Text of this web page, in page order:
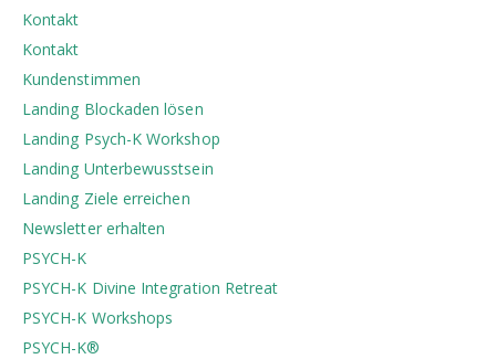
Kontakt
Kontakt
Kundenstimmen
Landing Blockaden lösen
Landing Psych-K Workshop
Landing Unterbewusstsein
Landing Ziele erreichen
Newsletter erhalten
PSYCH-K
PSYCH-K Divine Integration Retreat
PSYCH-K Workshops
PSYCH-K®